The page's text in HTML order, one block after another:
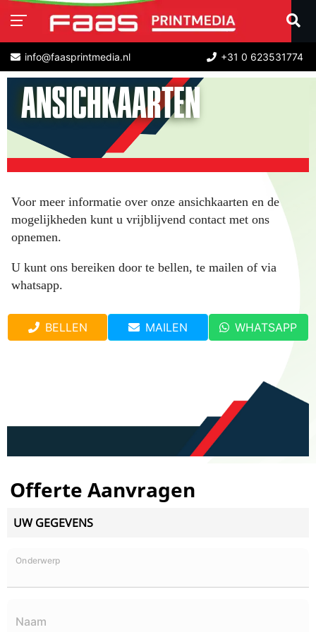
info@faasprintmedia.nl +31 0 623531774
ANSICHKAARTEN
Voor meer informatie over onze ansichkaarten en de
mogelijkheden kunt u vrijblijvend contact met ons
opnemen.
U kunt ons bereiken door te bellen, te mailen of via
whatsapp.
BELLEN MAILEN WHATSAPP
Offerte Aanvragen
UW GEGEVENS
Onderwerp
Naam